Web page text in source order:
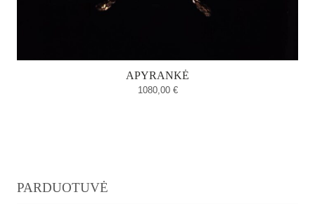
APYRANKĖ
1080,00 €
PARDUOTUVĖ